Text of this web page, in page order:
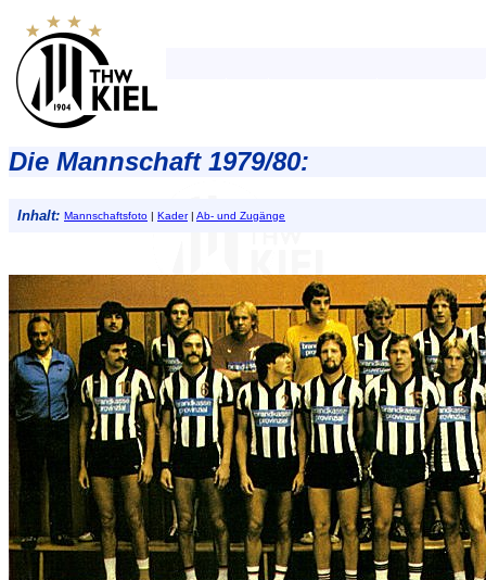
Die Mannschaft 1979/80:
Inhalt: Mannschaftsfoto | Kader| Ab- und Zugänge